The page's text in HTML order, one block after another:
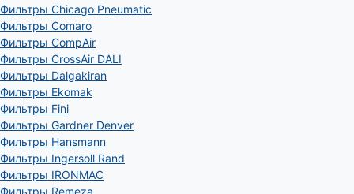
Фильтры Chicago Pneumatic
Фильтры Comaro
Фильтры CompAir
Фильтры CrossAir DALI
Фильтры Dalgakiran
Фильтры Ekomak
Фильтры Fini
Фильтры Gardner Denver
Фильтры Hansmann
Фильтры Ingersoll Rand
Фильтры IRONMAC
Фильтры Remeza